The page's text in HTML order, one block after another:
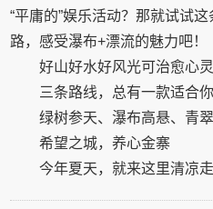
“平庸的”娱乐活动？那就试试这
路，感受瀑布+漂流的魅力吧！
好山好水好风光可治愈心灵
三条路线， 总有一款适合你
绿树参天、瀑布高悬、青
希望之城，养心金寨
今年夏天，就来这里清凉走